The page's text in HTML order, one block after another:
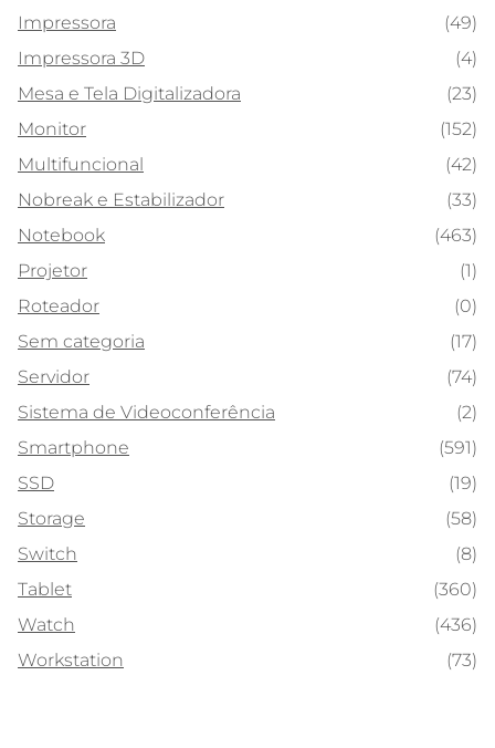
Impressora
(49)
Impressora 3D
(4)
Mesa e Tela Digitalizadora
(23)
Monitor
(152)
Multifuncional
(42)
Nobreak e Estabilizador
(33)
Notebook
(463)
Projetor
(1)
Roteador
(0)
Sem categoria
(17)
Servidor
(74)
Sistema de Videoconferência
(2)
Smartphone
(591)
SSD
(19)
Storage
(58)
Switch
(8)
Tablet
(360)
Watch
(436)
Workstation
(73)